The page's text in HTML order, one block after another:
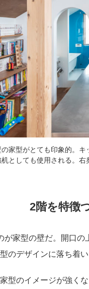
家型がとても印象的。
としても使用される。
2階を特徴
が家型の壁だ。開口
のデザインに落ち着
型のイメージが強く